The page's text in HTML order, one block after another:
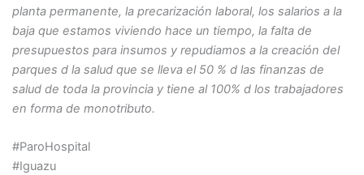
planta permanente, la precarización laboral, los salarios a la
baja que estamos viviendo hace un tiempo, la falta de
presupuestos para insumos y repudiamos a la creación del
parques d la salud que se lleva el 50 % d las finanzas de
salud de toda la provincia y tiene al 100% d los trabajadores
en forma de monotributo.
#ParoHospital
#Iguazu